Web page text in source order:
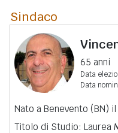
Sindaco
65 anni
Data
Data
Nato a Benevento (BN)
Titolo di Studio: Laurea